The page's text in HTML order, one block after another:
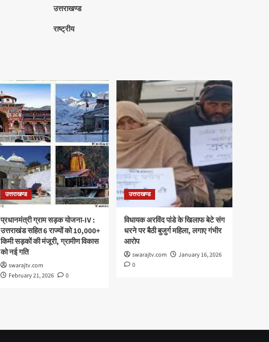
उत्तराखण्ड
राष्ट्रीय
उत्तराखण्ड
प्रधानमंत्री ग्राम सड़क योजना-IV :
उत्तराखंड सहित 6 राज्यों को 10,000+
किमी सड़कों की मंजूरी, ग्रामीण विकास
को नई गति
swarajtv.com
February 21, 2026
0
उत्तराखण्ड
विधायक अरविंद पांडे के खिलाफ बेटे संग
धरने पर बैठी बुजुर्ग महिला, लगाए गंभीर
आरोप
swarajtv.com
January 16, 2026
0